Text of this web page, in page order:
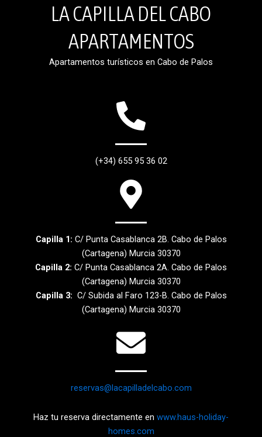
LA CAPILLA DEL CABO
APARTAMENTOS
Apartamentos turísticos en Cabo de Palos
(+34) 655 95 36 02
Capilla 1: C/ Punta Casablanca 2B. Cabo de Palos
(Cartagena) Murcia 30370
Capilla 2: C/ Punta Casablanca 2A. Cabo de Palos
(Cartagena) Murcia 30370
Capilla 3: C/ Subida al Faro 123-B. Cabo de Palos
(Cartagena) Murcia 30370
reservas@lacapilladelcabo.com
Haz tu reserva directamente en www.haus-holiday-
homes.com